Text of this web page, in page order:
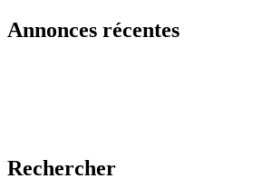
Annonces récentes
Rechercher